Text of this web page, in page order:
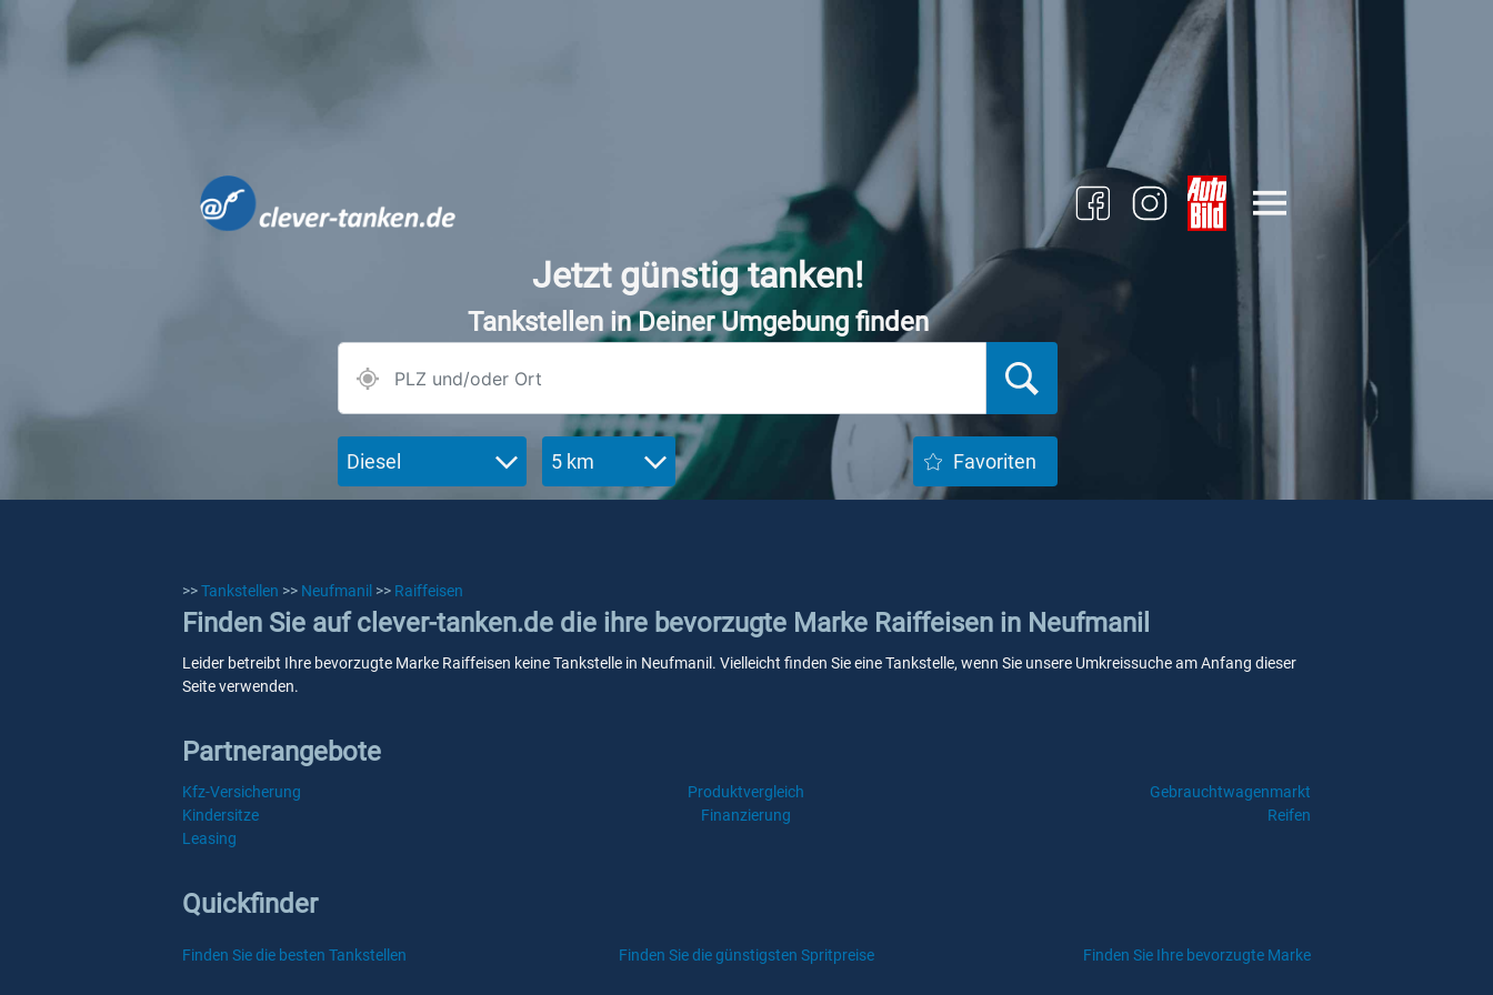
Jetzt günstig tanken!
Tankstellen in Deiner Umgebung finden
Diesel 5 km Favoriten
>>Tankstellen >> Neufmanil >> Raiffeisen
Finden Sie auf clever-tanken.de die ihre bevorzugte Marke Raiffeisen in Neufmanil
Leider betreibt Ihre bevorzugte Marke Raiffeisen keine Tankstelle in Neufmanil. Vielleicht finden Sie eine Tankstelle, wenn Sie unsere Umkreissuche am Anfang dieser
Seite verwenden.
Partnerangebote
Kfz-Versicherung Produktvergleich
Gebrauchtwagenmarkt
Kindersitze
Finanzierung
Reifen
Leasing
Quickfinder
Finden Sie die besten Tankstellen Finden Sie die günstigsten Spritpreise Finden Sie Ihre bevorzugte Marke